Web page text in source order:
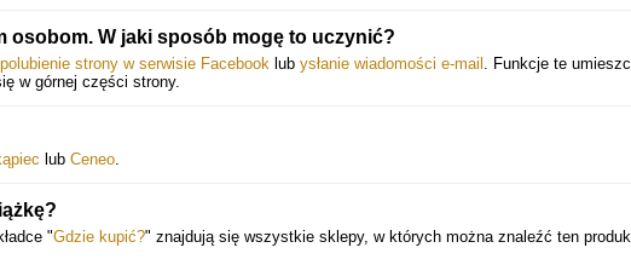
osobom. W jaki sposób mogę to uczynić?
polubienie strony w serwisie Facebook lub ysłanie wiadomości e-mail . Funkcje te
w górnej części strony.
lub Ceneo.
"Gdzie kupić?" znajdują się wszystkie sklepy, w których można znaleźć ten